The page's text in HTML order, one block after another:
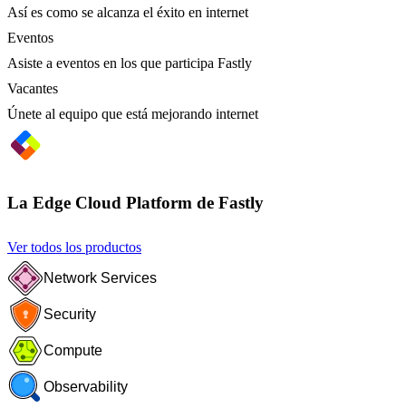
Así es como se alcanza el éxito en internet
Eventos
Asiste a eventos en los que participa Fastly
Vacantes
Únete al equipo que está mejorando internet
La Edge Cloud Platform de Fastly
Ver todos los productos
Network Services
Security
Compute
Observability